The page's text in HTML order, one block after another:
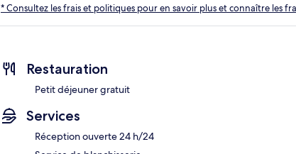
* Consultez les frais et politiques pour en savoir plus et connaître les
Restauration
Petit déjeuner gratuit
Services
Réception ouverte 24 h/24